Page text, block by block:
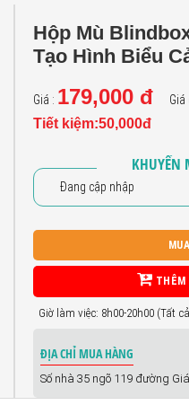
Hộp Mù
Tạo Hình Biểu
Giá : 179,000 đ Giá
Tiết kiệm:50,000đ
KHUYẾN
Đang cập nhập
THÊM
Giờ làm việc: 8h00-20h00 (Tất
ĐỊA CHỈ MUA HÀNG
Số nhà 35 ngõ 119 đường